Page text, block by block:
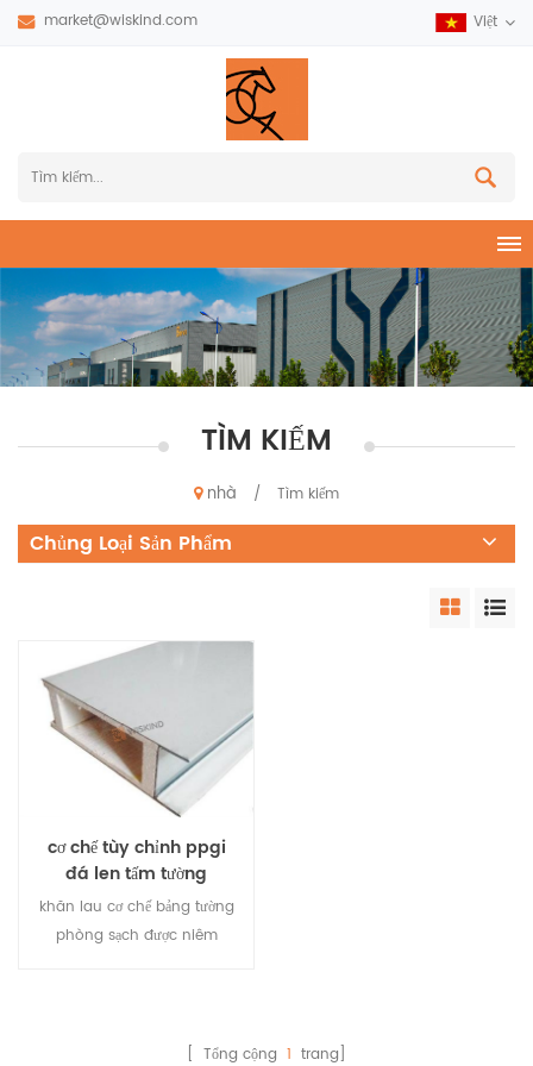
market@wiskind.com Việt
TÌM KIẾM
nhà / Tìm kiếm
Chủng Loại Sản Phẩm
cơ chế tùy chỉnh ppgi
đá len tấm tường
phòng sạch cho nhà
máy thực phẩm
khăn lau cơ chế bảng tường
phòng sạch được niêm
trực tiếp và có các vật liệu[ Tổng cộng 1 trang]